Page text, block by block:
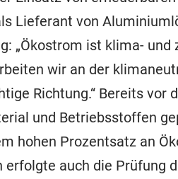
von
„Ökostrom ist klima-
wir an der
Richtung.“ Bereits vor
und Betriebsstoffen
hohen Prozentsatz an
auch die